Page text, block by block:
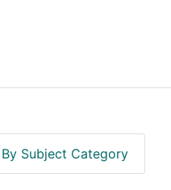
By Subject Category